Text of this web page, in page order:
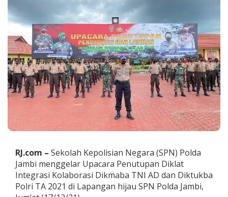
e
l
a
r
U
p
a
c
a
u
u
p
a
n
D
RJ.com – Sekolah Kepolisian Negara (SPN) Polda
Jambi menggelar Upacara Penutupan Diklat
Integrasi Kolaborasi Dikmaba TNI AD dan Diktukba
Polri TA 2021 di Lapangan hijau SPN Polda Jambi,